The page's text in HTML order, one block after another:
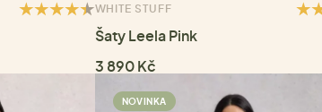
WHITE STUFF
Šaty Leela Pink
3 890 Kč
NOVINKA